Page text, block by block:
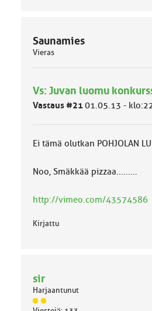
Saunamies
Vieras
Vs: Juvan luomu
Vastaus #2101.05.13 -
Ei tämä olutkan POHJOLAN
Noo, Smäkkää pizzaa.........
http://vimeo.com/43574586
Kirjattu
sir
Harjaantunut
J